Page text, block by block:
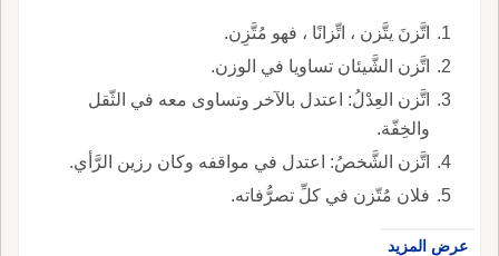
اتَّزنَ يتَّزن ، اتِّزانًا ، فهو مُتَّزِن.
اتَّزن الشَّيئان تساويا في الوزن.
اتَّزن العِدْلُ: اعتدل بالآخر وتساوى معه في الثّقل
والخِفّة.
اتَّزن الشَّخصُ: اعتدل في مواقفه وكان رزين الرَّأي.
فلان مُتّزن في كلِّ تصرُّفاته.
عرض المزيد